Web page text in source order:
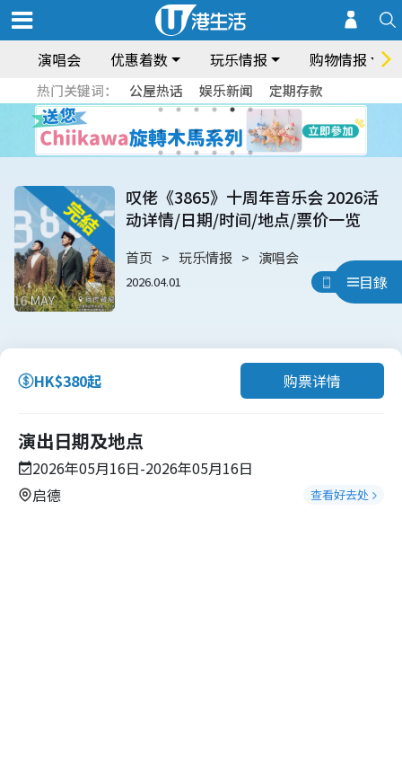
演唱会 优惠着数 玩乐情报 购物情报
热门关键词： 公屋热话 娱乐新闻 定期存款
目錄
叹佬《3865》十周年音乐会 2026活
动详情/日期/时间/地点/票价一览
首页 玩乐情报 演唱会
2026.04.01 用App睇
HK$380起 购票详情
演出日期及地点
2026年05月16日-2026年05月16日
启德
查看好去处